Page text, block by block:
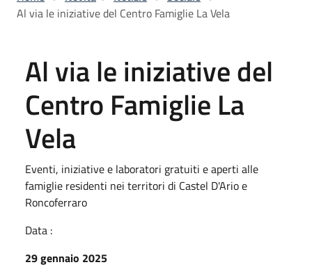
Al via le iniziative del Centro Famiglie La Vela
Al via le iniziative del
Centro Famiglie La
Vela
Eventi, iniziative e laboratori gratuiti e aperti alle
famiglie residenti nei territori di Castel D'Ario e
Roncoferraro
Data :
29 gennaio 2025